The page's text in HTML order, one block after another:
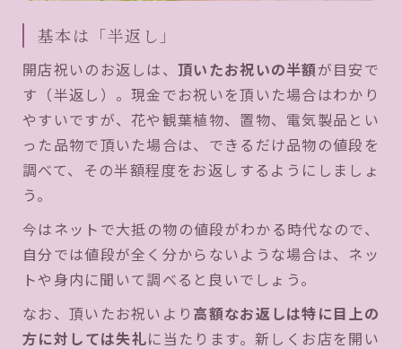
基本は「半返し」
開店祝いのお返しは、頂いたお祝いの半額が目安で
す（半返し）。現金でお祝いを頂いた場合はわかり
やすいですが、花や観葉植物、置物、電気製品とい
った品物で頂いた場合は、できるだけ品物の値段を
調べて、その半額程度をお返しするようにしましょ
う。
今はネットで大抵の物の値段がわかる時代なので、
自分では値段が全く分からないような場合は、ネッ
トや身内に聞いて調べると良いでしょう。
なお、頂いたお祝いより 高額なお返しは特に目上の
方に対しては失礼に当たります。新しくお店を開い